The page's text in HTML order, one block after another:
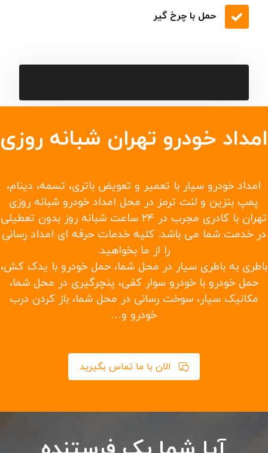
حمل با چرخ گیر
امداد خودرو تهران شبانه روزی
امداد خودرو سیار با تعمیر و تعویض باتری، تسمه، دینام،
پمپ بنزین و لنت ترمز در محل امداد خودرو شبانه روزی
تهران با کادری مجرب در ۲۴ ساعت شبانه روز بدون تعطیلی
در خدمت شما می باشد. کلیه خدمات حرفه ای امداد رسانی
را از ما بخواهید.
باطری به باطری سیار در محل شما، حمل خودرو با یدک کش،
حمل خودرو با خودرو سوار کفی، پنچرگیری در محل شما،
مکانیک سیار، سوخت رسانی در محل شما، باز کردن درب
خودرو و…
الان با ما تماس بگیرید